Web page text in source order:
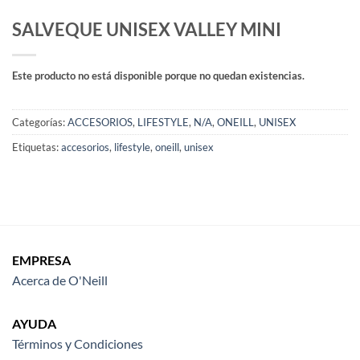
SALVEQUE UNISEX VALLEY MINI
Este producto no está disponible porque no quedan existencias.
Categorías:ACCESORIOS, LIFESTYLE, N/A, ONEILL , UNISEX
Etiquetas:accesorios, lifestyle, oneill, unisex
EMPRESA
Acerca de O'Neill
AYUDA
Términos y Condiciones